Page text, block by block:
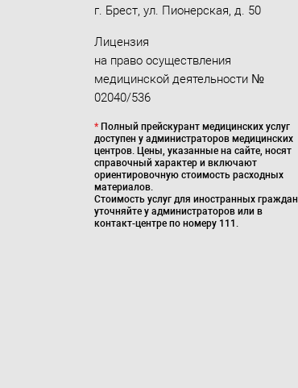
г. Брест, ул. Пионерская, д. 50
Лицензия
на право осуществления
медицинской деятельности №
02040/536
* Полный прейскурант медицинских услуг
доступен у администраторов медицинских
центров. Цены, указанные на сайте, носят
справочный характер и включают
ориентировочную стоимость расходных
материалов.
Стоимость услуг для иностранных граждан
уточняйте у администраторов или в
контакт-центре по номеру 111.